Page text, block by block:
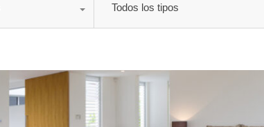
Todos los tipos